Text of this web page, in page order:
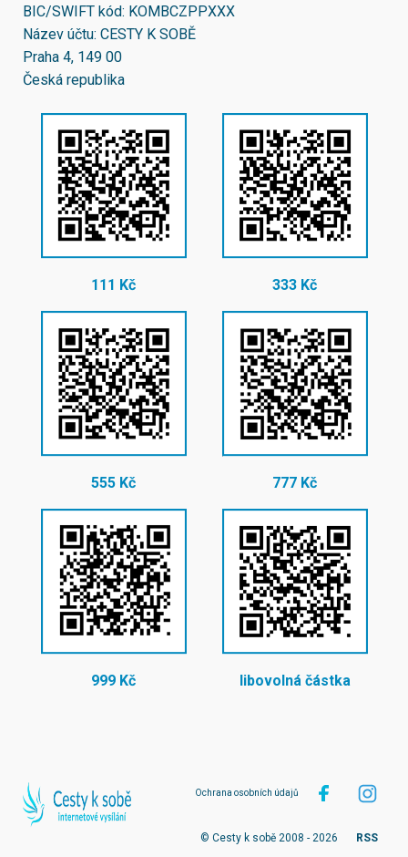
BIC/SWIFT kód: KOMBCZPPXXX
Název účtu: CESTY K SOBĚ
Praha 4, 149 00
Česká republika
111 Kč 333 Kč
555 Kč 777 Kč
999 Kč libovolná částka
Ochrana osobních údajů
© Cesty k sobě 2008 - 2026 RSS